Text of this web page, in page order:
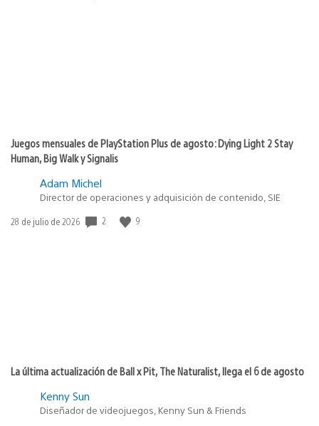
Juegos mensuales de PlayStation Plus de agosto: Dying Light 2 Stay
Human, Big Walk y Signalis
Adam Michel
Director de operaciones y adquisición de contenido, SIE
Fecha
28 de julio de 2026 2 9
La última actualización de Ball x Pit, The Naturalist, llega el 6 de agosto
Kenny Sun
Diseñador de videojuegos, Kenny Sun & Friends